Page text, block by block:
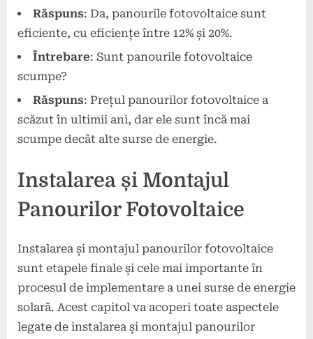
Răspuns: Da, panourile fotovoltaice sunt
eficiente, cu eficiențe între 12% și 20%.
Întrebare: Sunt panourile fotovoltaice
scumpe?
Răspuns: Prețul panourilor fotovoltaice a
scăzut în ultimii ani, dar ele sunt încă mai
scumpe decât alte surse de energie.
Instalarea și Montajul
Panourilor Fotovoltaice
Instalarea și montajul panourilor fotovoltaice
sunt etapele finale și cele mai importante în
procesul de implementare a unei surse de energie
solară. Acest capitol va acoperi toate aspectele
legate de instalarea și montajul panourilor